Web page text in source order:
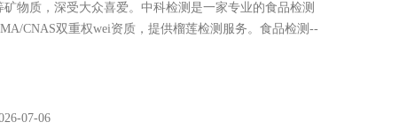
矿物质，深受大众喜爱。中科检测是一家专业的食品检测
CNAS双重权wei资质，提供榴莲检测服务。食品检测--
07-06